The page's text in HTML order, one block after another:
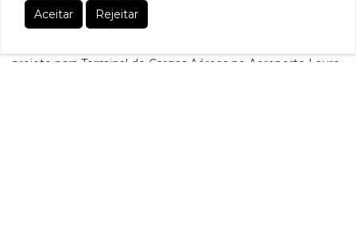
26/05/2026
projeto para Terminal de Cargas Aéreas no Aeroporto Lauro
Aceitar Rejeitar